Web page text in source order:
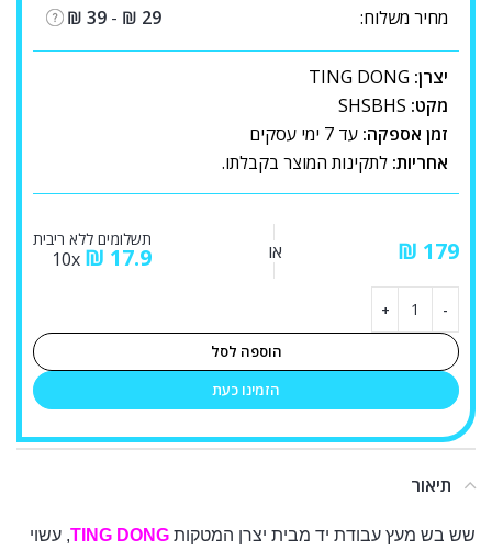
מחיר משלוח:
₪ 29
-
₪ 39
יצרן: TING DONG
מקט: SHSBHS
זמן אספקה: עד 7 ימי עסקים
אחריות: לתקינות המוצר בקבלתו.
₪ או
תשלומים ללא ריבית
₪ 17.9
הוספה לסל
הזמינו כעת
תיאור
שש בש מעץ עבודת יד מבית יצרן המטקות TING DONG, עשוי